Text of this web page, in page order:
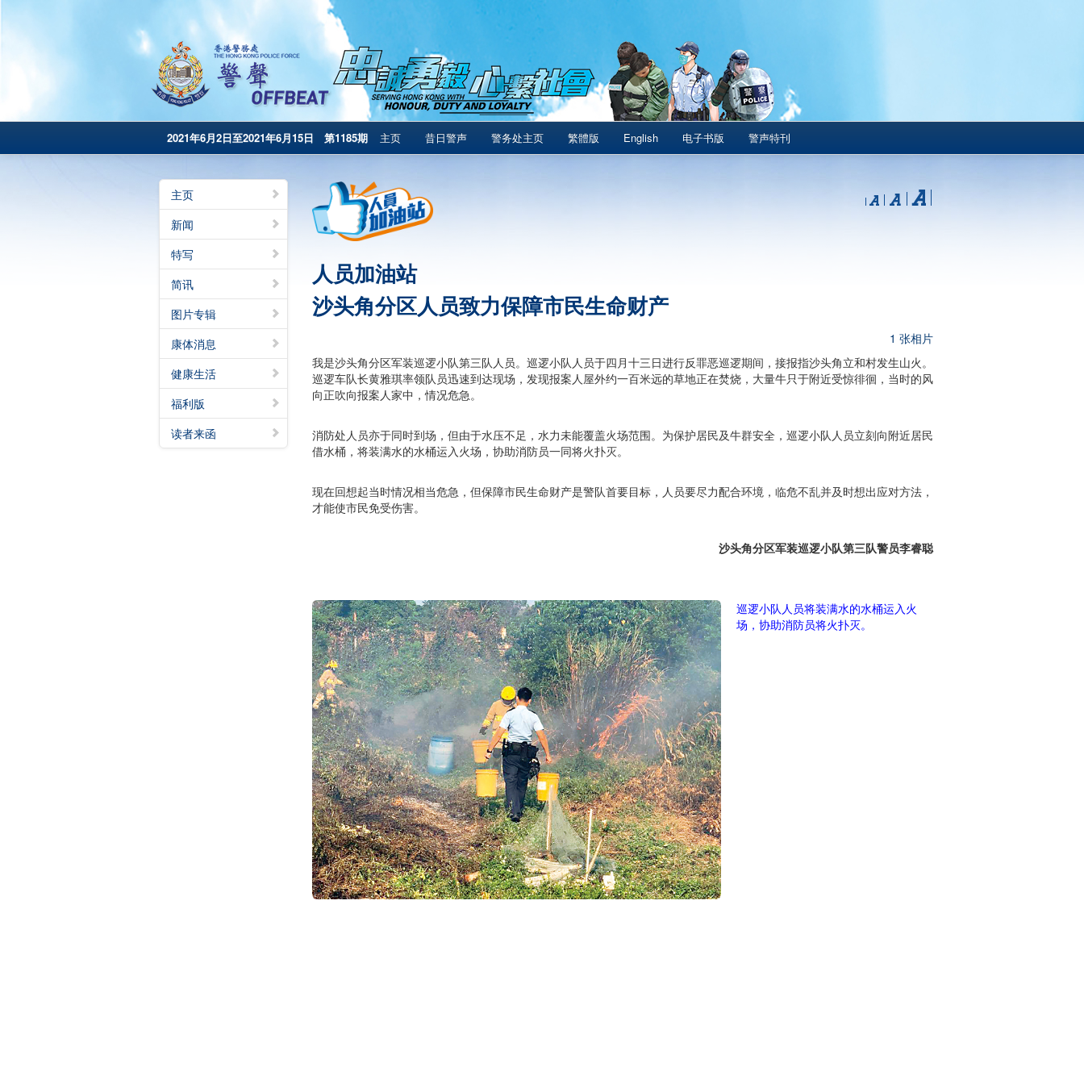
2021年6月2日至2021年6月15日 第1185期 主页 昔日警声 警务处主页 繁體版 English 电子书版 警声特刊
主页
新闻
特写
简讯
图片专辑
康体消息
健康生活
福利版
读者来函
人员加油站
沙头角分区人员致力保障市民生命财产
1 张相片
我是沙头角分区军装巡逻小队第三队人员。巡逻小队人员于四月十三日进行反罪恶巡逻期间，接报指沙头角立和村发生山火。
巡逻车队长黄雅琪率领队员迅速到达现场，发现报案人屋外约一百米远的草地正在焚烧，大量牛只于附近受惊徘徊，当时的风
向正吹向报案人家中，情况危急。
消防处人员亦于同时到场，但由于水压不足，水力未能覆盖火场范围。为保护居民及牛群安全，巡逻小队人员立刻向附近居民
借水桶，将装满水的水桶运入火场，协助消防员一同将火扑灭。
现在回想起当时情况相当危急，但保障市民生命财产是警队首要目标，人员要尽力配合环境，临危不乱并及时想出应对方法，
才能使市民免受伤害。
沙头角分区军装巡逻小队第三队警员李睿聪
巡逻小队人员将装满水的水桶运入火
场，协助消防员将火扑灭。